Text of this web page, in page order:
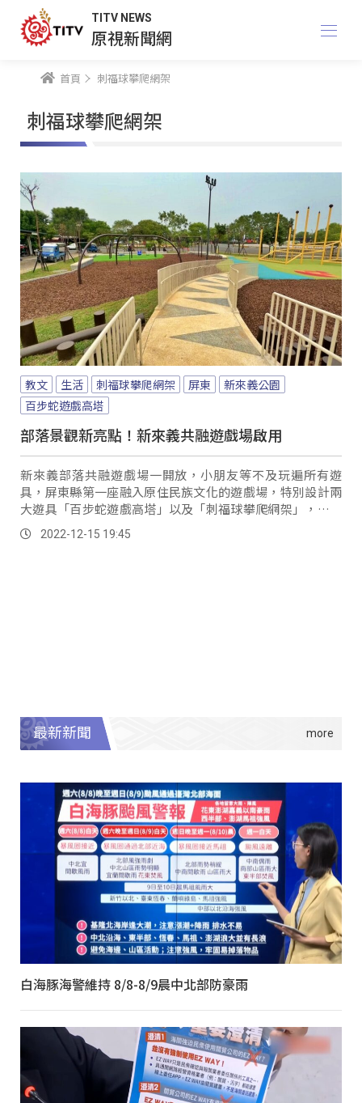
TITV NEWS
原視新聞網
首頁 刺福球攀爬網架
刺福球攀爬網架
教文 生活 刺福球攀爬網架 屏東
新來義公園
百步蛇遊戲高塔
部落景觀新亮點！新來義共融遊戲場啟用
新來義部落共融遊戲場一開放，小朋友等不及玩遍所有遊
具，屏東縣第一座融入原住民族文化的遊戲場，特別設計兩
大遊具「百步蛇遊戲高塔」以及「刺福球攀爬網架」，不但
是家長給小孩放電的好去處，也是部落景觀的新亮點。
2022-12-15 19:45
最新新聞
白海豚海警維持 8/8-8/9晨中北部防豪雨